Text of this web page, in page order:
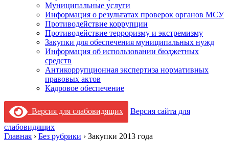
Муниципальные услуги
Информация о результатах проверок органов МСУ
Противодействие коррупции
Противодействие терроризму и экстремизму
Закупки для обеспечения муниципальных нужд
Информация об использовании бюджетных
средств
Антикоррупционная экспертиза нормативных
правовых актов
Кадровое обеспечение
Версия для слабовидящих
Версия сайта для
слабовидящих
Главная › Без рубрики › Закупки 2013 года